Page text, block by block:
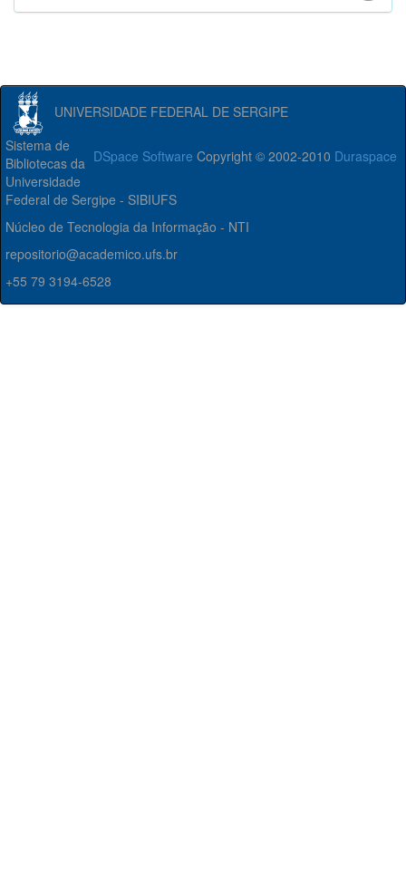
UNIVERSIDADE FEDERAL DE SERGIPE
DSpace Software Copyright © 2002-2010 Duraspace
Sistema de
Bibliotecas da
Universidade
Federal de Sergipe - SIBIUFS
Núcleo de Tecnologia da Informação - NTI
repositorio@academico.ufs.br
+55 79 3194-6528